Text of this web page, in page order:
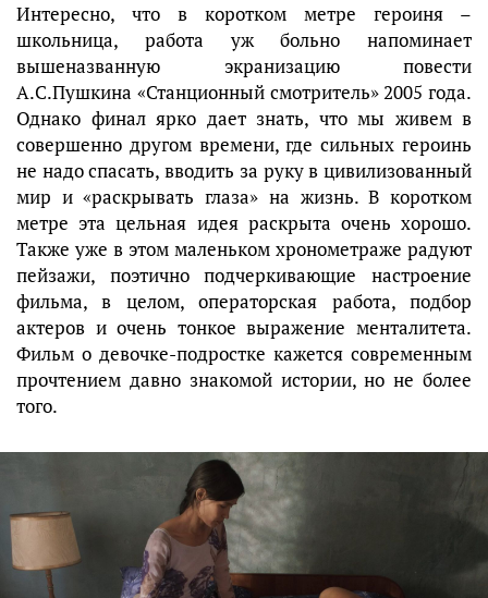
Интересно, что в коротком метре героиня –
школьница, работа уж больно напоминает
вышеназванную экранизацию повести
А.С.Пушкина «Станционный смотритель» 2005 года.
Однако финал ярко дает знать, что мы живем в
совершенно другом времени, где сильных героинь
не надо спасать, вводить за руку в цивилизованный
мир и «раскрывать глаза» на жизнь. В коротком
метре эта цельная идея раскрыта очень хорошо.
Также уже в этом маленьком хронометраже радуют
пейзажи, поэтично подчеркивающие настроение
фильма, в целом, операторская работа, подбор
актеров и очень тонкое выражение менталитета.
Фильм о девочке-подростке кажется современным
прочтением давно знакомой истории, но не более
того.